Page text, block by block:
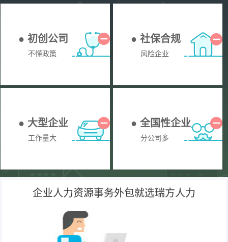
● 初创公司
不懂政策
● 社保合规
风险企业
● 大型企业
工作量大
● 全国性企业
分公司多
企业人力资源事务外包就选瑞方人力